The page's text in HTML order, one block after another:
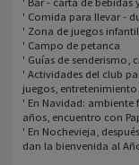
' Comida para llevar -
' Zona de juegos
' Campo de petanca
' Guías de senderismo,
' Actividades del club
juegos,
' En Navidad: ambiente
años, encuentro con
' En Nochevieja,
dan la bienvenida al